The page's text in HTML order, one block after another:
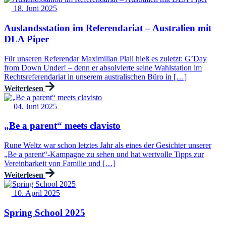
18. Juni 2025
Auslandsstation im Referendariat – Australien mit
DLA Piper
Für unseren Referendar Maximilian Plail hieß es zuletzt: G’Day
from Down Under! – denn er absolvierte seine Wahlstation im
Rechtsreferendariat in unserem australischen Büro in […]
Weiterlesen
04. Juni 2025
„Be a parent“ meets clavisto
Rune Weltz war schon letztes Jahr als eines der Gesichter unserer
„Be a parent“-Kampagne zu sehen und hat wertvolle Tipps zur
Vereinbarkeit von Familie und […]
Weiterlesen
10. April 2025
Spring School 2025